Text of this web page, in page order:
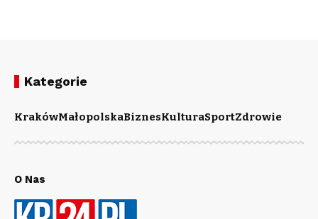
Kategorie
KrakówMałopolskaBiznesKulturaSportZdrowie
O Nas